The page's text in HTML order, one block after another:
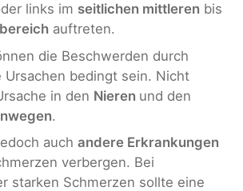
links im seitlichen mittleren bis
auftreten.
die Beschwerden durch
Ursachen bedingt sein. Nicht
in den Nieren und den
.
auch andere Erkrankungen
verbergen. Bei
starken Schmerzen sollte eine